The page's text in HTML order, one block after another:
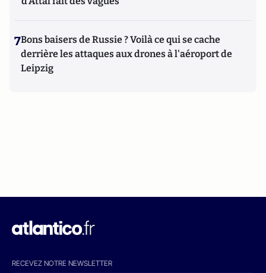
7Bons baisers de Russie ? Voilà ce qui se cache
derrière les attaques aux drones à l'aéroport de
Leipzig
RECEVEZ NOTRE NEWSLETTER